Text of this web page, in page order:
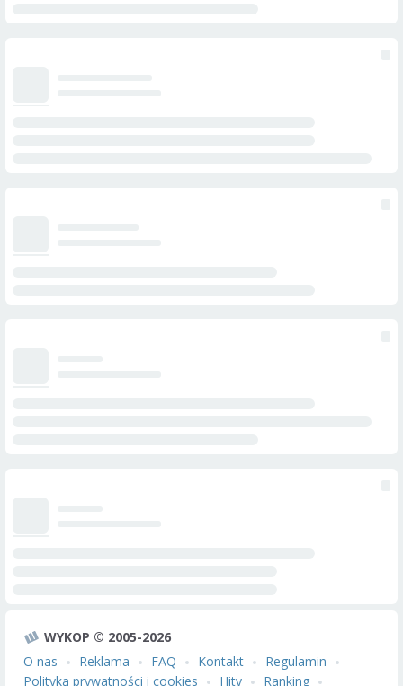
WYKOP © 2005-2026
O nas
Reklama FAQ Kontakt
Regulamin
Polityka prywatności i cookies
Hity Ranking